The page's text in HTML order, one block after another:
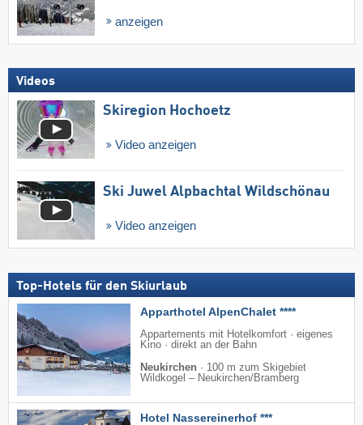
anzeigen
Videos
Skiregion Hochoetz
Video anzeigen
Ski Juwel Alpbachtal Wildschönau
Video anzeigen
Top-Hotels für den Skiurlaub
Apparthotel AlpenChalet ****
Appartements mit Hotelkomfort · eigenes
Kino · direkt an der Bahn
Neukirchen · 100 m zum Skigebiet
Wildkogel – Neukirchen/​Bramberg
Hotel Nassereinerhof ***